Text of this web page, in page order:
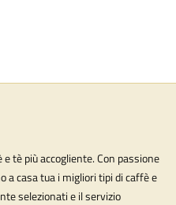
e tè più accogliente. Con passione
a casa tua i migliori tipi di caffè e
selezionati e il servizio